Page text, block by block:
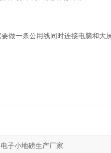
一条公用线同时连接电脑和大